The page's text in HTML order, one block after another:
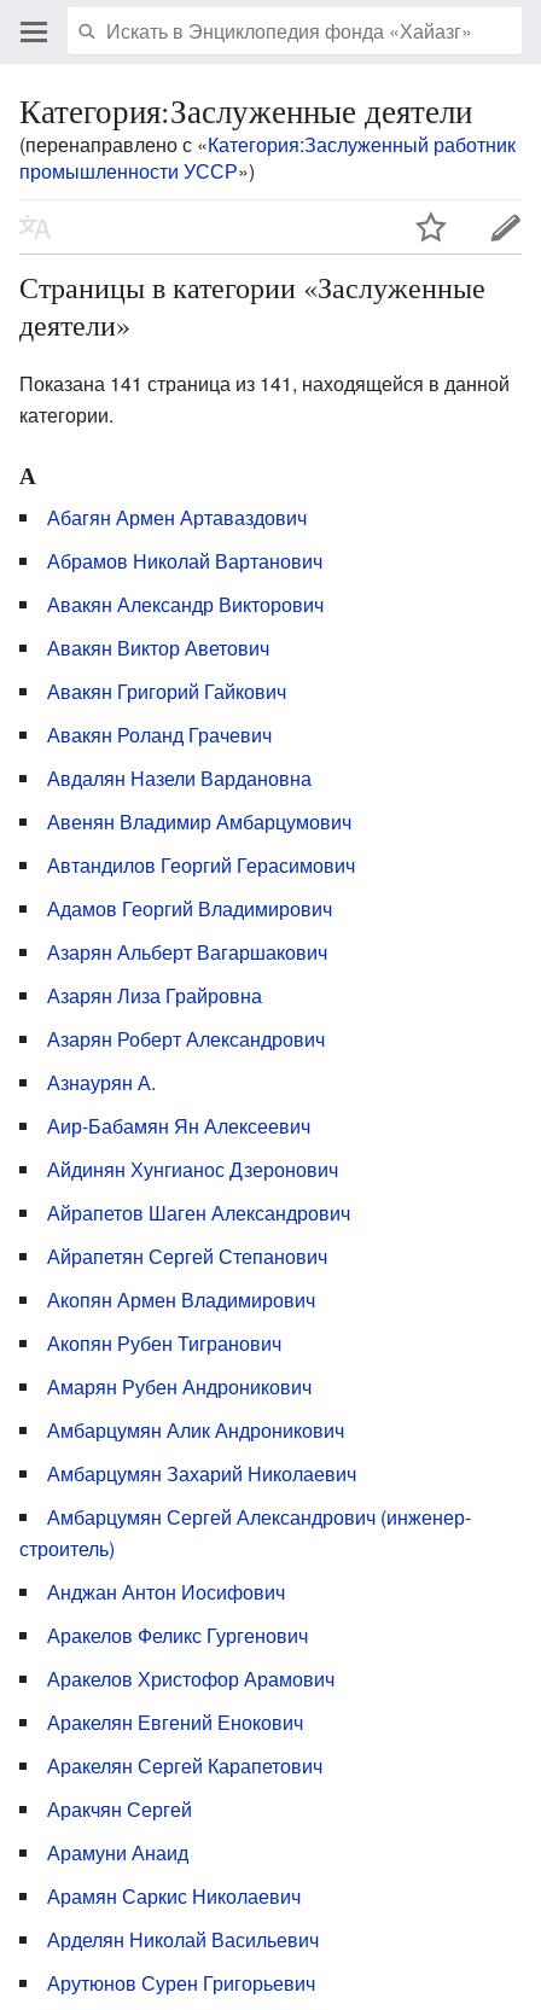
Категория:Заслуженные деятели
(перенаправлено с «Категория:Заслуженный работник
промышленности УССР»)
Страницы в категории «Заслуженные
деятели»
Показана 141 страница из 141, находящейся в данной
категории.
А
Абагян Армен Артаваздович
Абрамов Николай Вартанович
Авакян Александр Викторович
Авакян Виктор Аветович
Авакян Григорий Гайкович
Авакян Роланд Грачевич
Авдалян Назели Вардановна
Авенян Владимир Амбарцумович
Автандилов Георгий Герасимович
Адамов Георгий Владимирович
Азарян Альберт Вагаршакович
Азарян Лиза Грайровна
Азарян Роберт Александрович
Азнаурян А.
Аир-Бабамян Ян Алексеевич
Айдинян Хунгианос Дзеронович
Айрапетов Шаген Александрович
Айрапетян Сергей Степанович
Акопян Армен Владимирович
Акопян Рубен Тигранович
Амарян Рубен Андроникович
Амбарцумян Алик Андроникович
Амбарцумян Захарий Николаевич
Амбарцумян Сергей Александрович (инженер-
строитель)
Анджан Антон Иосифович
Аракелов Феликс Гургенович
Аракелов Христофор Арамович
Аракелян Евгений Енокович
Аракелян Сергей Карапетович
Аракчян Сергей
Арамуни Анаид
Арамян Саркис Николаевич
Арделян Николай Васильевич
Арутюнов Сурен Григорьевич